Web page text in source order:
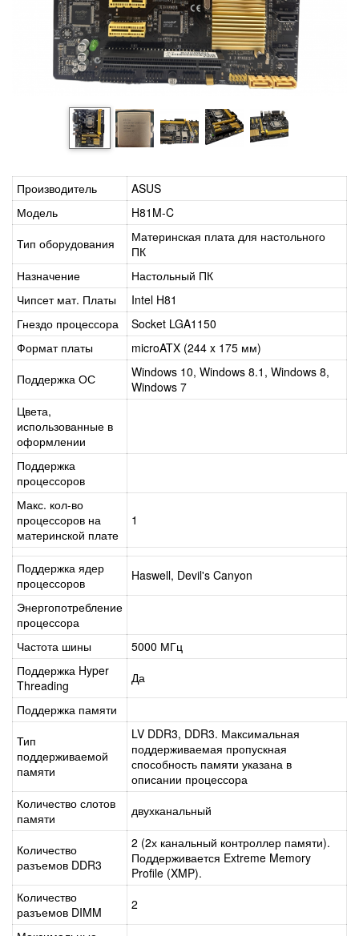
Производитель
ASUS
Модель
H81M-C
Тип оборудования
Материнская плата для настольного
ПК
Назначение
Настольный ПК
Чипсет мат. Платы
Intel H81
Гнездо процессора
Socket LGA1150
Формат платы
microATX (244 x 175 мм)
Поддержка ОС
Windows 10, Windows 8.1, Windows 8,
Windows 7
Цвета,
использованные в
оформлении
Поддержка
процессоров
Макс. кол-во
процессоров на
материнской плате
1
Поддержка ядер
процессоров
Haswell, Devil's Canyon
Энергопотребление
процессора
Частота шины
5000 МГц
Поддержка Hyper
Threading
Да
Поддержка памяти
Тип
поддерживаемой
памяти
LV DDR3, DDR3. Максимальная
поддерживаемая пропускная
способность памяти указана в
описании процессора
Количество слотов
памяти
двухканальный
Количество
разъемов DDR3
2 (2х канальный контроллер памяти).
Поддерживается Extreme Memory
Profile (XMP).
Количество
разъемов DIMM
2